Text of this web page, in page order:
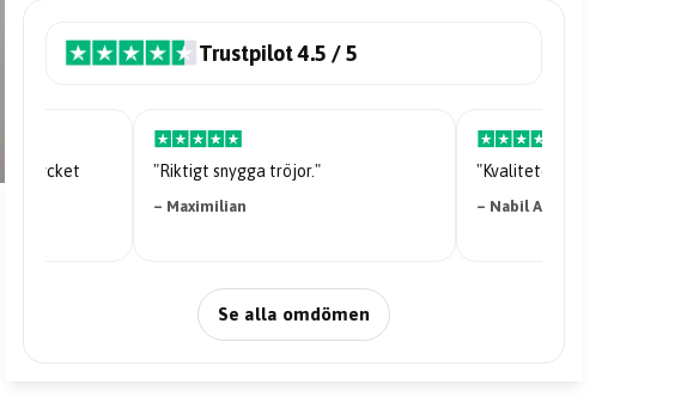
Trustpilot 4.5 / 5
är mycket
"Riktigt snygga tröjor."
– Maximilian
"Kvaliteten på tröjan är
– Nabil Abdi
Se alla omdömen